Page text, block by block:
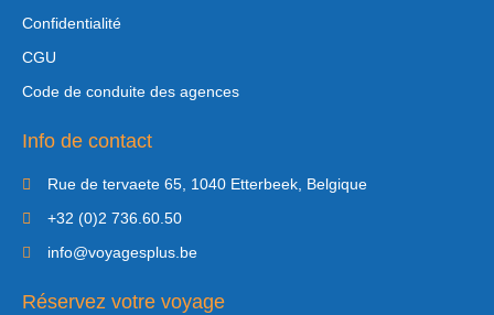
Confidentialité
CGU
Code de conduite des agences
Info de contact
Rue de tervaete 65, 1040 Etterbeek, Belgique
+32 (0)2 736.60.50
info@voyagesplus.be
Réservez votre voyage